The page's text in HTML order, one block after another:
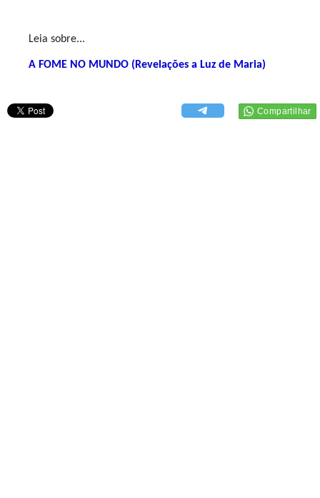
Leia sobre...
A FOME NO MUNDO (Revelações a Luz de Maria)